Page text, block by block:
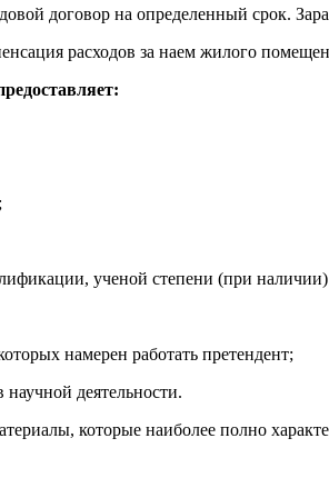
договор на определенный срок.
расходов за наем жилого
ученой степени (при
намерен работать претендент;
научной деятельности.
которые наиболее полно